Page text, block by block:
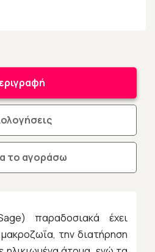
το αγοράσω
παραδοσιακά έχει
την διατήρηση